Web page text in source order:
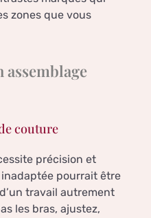
zones que vous
assemblage
couture
précision et
pourrait être
travail autrement
les bras, ajustez,